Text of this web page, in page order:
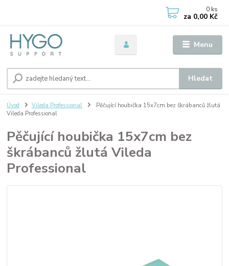
Menu
Hledat
0 ks
za 0,00 Kč
Úvod Vileda Professional
Pěčující houbička 15x7cm bez škrábanců žlutá
Vileda Professional
Pěčující houbička 15x7cm bez
škrábanců žlutá Vileda
Professional